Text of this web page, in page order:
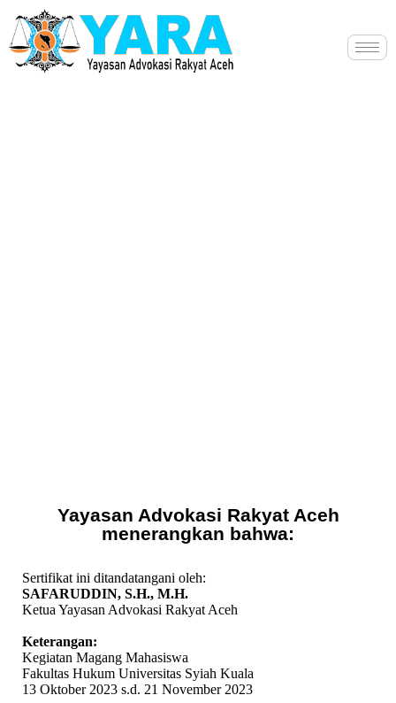
Yayasan Advokasi Rakyat Aceh
menerangkan bahwa:
Sertifikat ini ditandatangani oleh:
SAFARUDDIN, S.H., M.H.
Ketua Yayasan Advokasi Rakyat Aceh
Keterangan:
Kegiatan Magang Mahasiswa
Fakultas Hukum Universitas Syiah Kuala
13 Oktober 2023 s.d. 21 November 2023